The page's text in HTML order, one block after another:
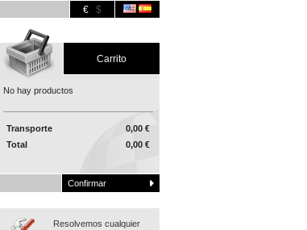
€
$
Carrito
No hay productos
0,00 €
Transporte
0,00 €
Total
Confirmar
Resolvemos cualquier